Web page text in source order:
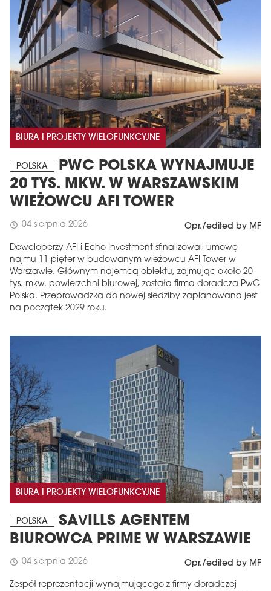
BIURA I PROJEKTY WIELOFUNKCYJNE
POLSKA
PWC POLSKA WYNAJMUJE
20 TYS. MKW. W WARSZAWSKIM
WIEŻOWCU AFI TOWER
schedule 04 sierpnia 2026 Opr./edited by MF
Deweloperzy AFI i Echo Investment sfinalizowali umowę
najmu 11 pięter w budowanym wieżowcu AFI Tower w
Warszawie. Głównym najemcą obiektu, zajmując około 20
tys. mkw. powierzchni biurowej, została firma doradcza PwC
Polska. Przeprowadzka do nowej siedziby zaplanowana jest
na początek 2029 roku.
BIURA I PROJEKTY WIELOFUNKCYJNE
POLSKA
SAVILLS AGENTEM
BIUROWCA PRIME W WARSZAWIE
schedule 04 sierpnia 2026 Opr./edited by MF
Zespół reprezentacji wynajmującego z firmy doradczej